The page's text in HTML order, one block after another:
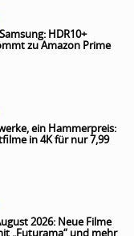
HDR10+
zu Amazon Prime
ein Hammerpreis:
in 4K für nur 7,99
2026: Neue Filme
„Futurama“ und mehr